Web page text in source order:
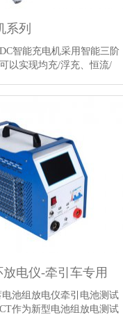
系列
智能充电机采用智能三阶
以实现均充/浮充、恒流/
晶屏显示，全中文菜单提
重量轻，人性化的人机交
少了蓄电池日常测试维护
电池维护工作的好助手。
电仪-牵引车专用
电池组放电仪牵引电池测试
作为新型电池组放电测试